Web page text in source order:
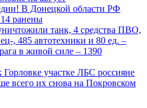
В Донецкой области РФ
ранены
танк, 4 средства ПВО,
, 485 автотехники и 80 ед. –
в живой силе – 1390
участке ЛБС россияне
всего их снова на Покровском